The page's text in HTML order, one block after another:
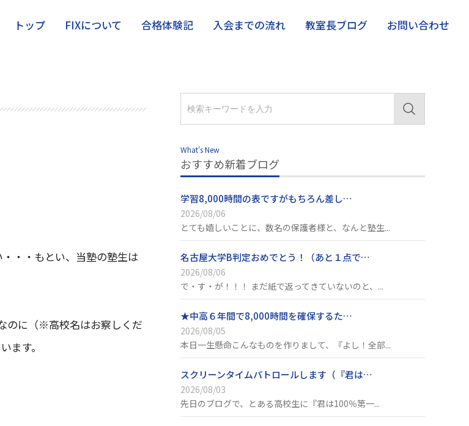
トップ FIXについて 合格体験記 入会までの流れ 教室長ブログ お問い合わせ
・・もとい、当塾の塾生は
のに（※高校名はお察しくだ
ます。
What's New
おすすめ新着ブログ
学習8,000時間の表ですがもちろん差し…
2026/08/06
とても嬉しいことに、数名の保護者様と、なんと塾生...
名古屋大学B判定おめでとう！（あと１点で…
2026/08/06
で・す・が！！！ まだ紙で返ってきていないのと、...
★中高６年間で8,000時間を確保するた…
2026/08/05
本日一生懸命こんなものを作りまして、『よし！全部...
スクリーンタイムパトロールします（『君は…
2026/08/03
先日のブログで、とある高校生に『君は100％第一...